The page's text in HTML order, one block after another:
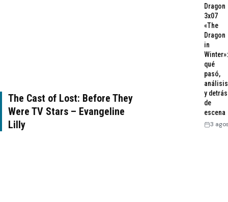
The Cast of Lost: Before They
Were TV Stars – Evangeline
Lilly
Dragon
3x07
«The
Dragon
in
Winter»:
qué
pasó,
análisis
y detrás
de
escena
3